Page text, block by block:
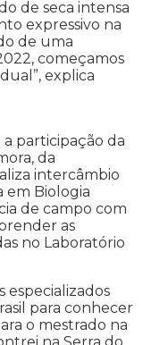
de seca intensa
expressivo na
de uma
começamos
explica
participação da
da
intercâmbio
em Biologia
de campo com
as
no Laboratório
especializados
para conhecer
o mestrado na